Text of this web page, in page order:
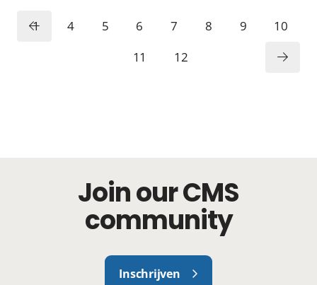
1 4 5 6 7 8 9
10
11
12
Join our CMS
community
Inschrijven